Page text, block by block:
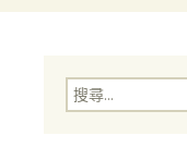
搜
尋